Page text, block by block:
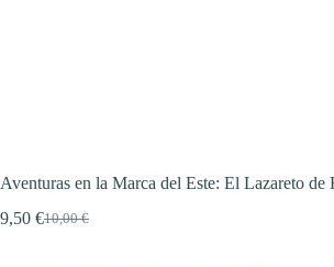
Aventuras en la Marca del Este: El Lazareto de
10,00€
El
9,50 €El